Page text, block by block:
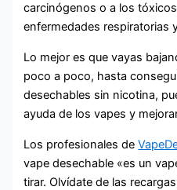
carcinógenos o a los
enfermedades respiratorias
Lo mejor es que vayas
poco a poco, hasta
desechables sin nicotina,
ayuda de los vapes y
Los profesionales de
vape desechable «es un
tirar. Olvídate de las